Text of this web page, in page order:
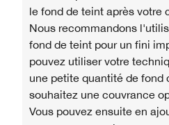
le fond de teint après votre
Nous recommandons
fond de teint pour un fini
pouvez utiliser votre
une petite quantité de fond
souhaitez une couvrance
Vous pouvez ensuite en